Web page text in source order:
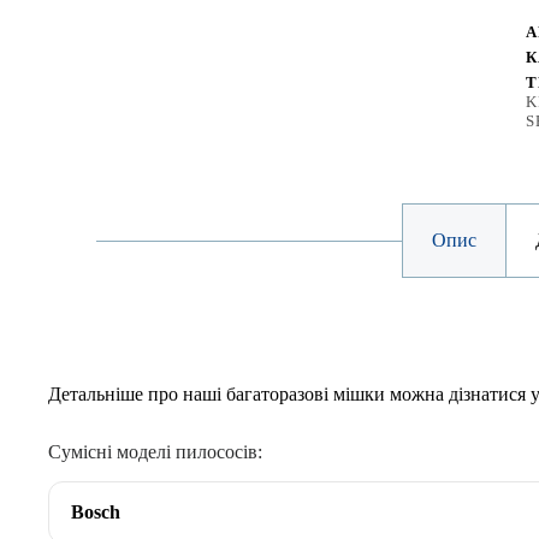
Опис
Детальніше про наші багаторазові мішки можна дізнатися
Сумісні моделі пилососів:
Bosch